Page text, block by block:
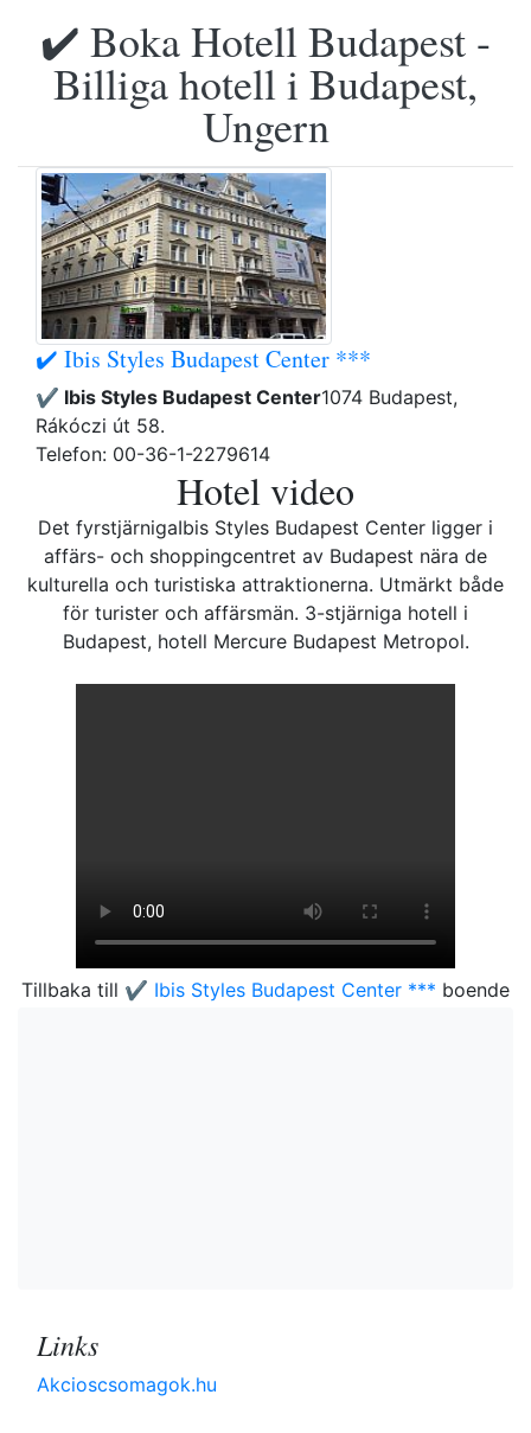
✔️ Boka Hotell Budapest -
Billiga hotell i Budapest,
Ungern
✔️ Ibis Styles Budapest Center ***
✔️ Ibis Styles Budapest Center1074 Budapest,
Rákóczi út 58.
Telefon: 00-36-1-2279614
Hotel video
Det fyrstjärnigaIbis Styles Budapest Center ligger i
affärs- och shoppingcentret av Budapest nära de
kulturella och turistiska attraktionerna. Utmärkt både
för turister och affärsmän. 3-stjärniga hotell i
Budapest, hotell Mercure Budapest Metropol.
Tillbaka till ✔️ Ibis Styles Budapest Center *** boende
Links
Akcioscsomagok.hu